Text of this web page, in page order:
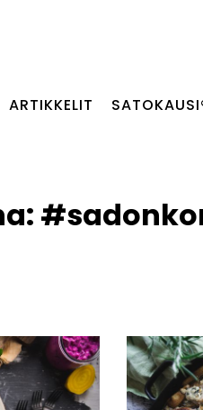
ARTIKKELIT